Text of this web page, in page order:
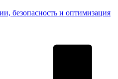
безопасность и оптимизация